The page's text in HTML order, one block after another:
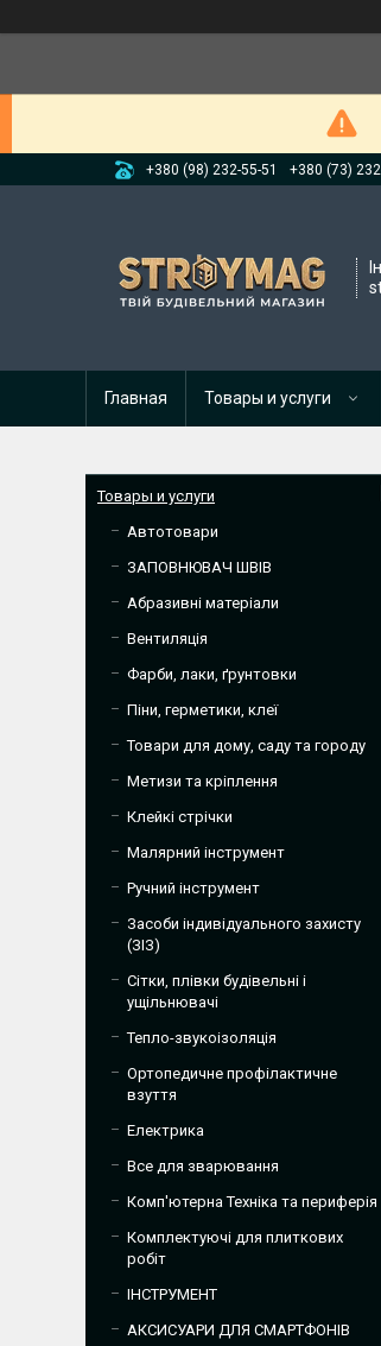
+380 (98) 232-55-51 +380 (73)
Главная Товары и услуги
Товары и услуги
Автотовари
ЗАПОВНЮВАЧ ШВІВ
Абразивні матеріали
Вентиляція
Фарби, лаки, ґрунтовки
Піни, герметики, клеї
Товари для дому, саду та городу
Метизи та кріплення
Клейкі стрічки
Малярний інструмент
Ручний інструмент
Засоби індивідуального захисту
(ЗІЗ)
Сітки, плівки будівельні і
ущільнювачі
Тепло-звукоізоляція
Ортопедичне профілактичне
взуття
Електрика
Все для зварювання
Комп'ютерна Техніка та периферія
Комплектуючі для плиткових
робіт
ІНСТРУМЕНТ
АКСИСУАРИ ДЛЯ СМАРТФОНІВ